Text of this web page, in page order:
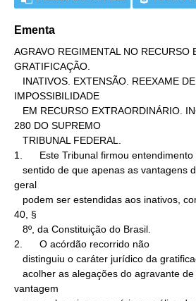
Ementa
AGRAVO REGIMENTAL NO RECURSO
GRATIFICAÇÃO.
IMPOSSIBILIDADE
280 DO SUPREMO
1.      Este Tribunal firmou entendimento
geral
40, §
2.      O acórdão recorrido não
vantagem